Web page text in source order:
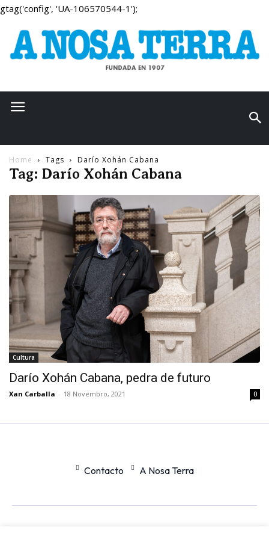
gtag('config', 'UA-106570544-1');
Home Tags Darío Xohán Cabana
Tag: Darío Xohán Cabana
Cultura
Darío Xohán Cabana, pedra de futuro
Xan Carballa - 18 Novembro, 2021 0
Contacto A Nosa Terra